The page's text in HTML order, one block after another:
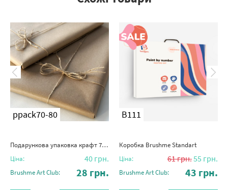
ppack70-80
Подарункова упаковка крафт 70х80
Ціна: 40 грн.
Brushme Art Club: 28 грн.
B111
Коробка Brushme Standart
Ціна: 61грн.55 грн.
Brushme Art Club: 43 грн.